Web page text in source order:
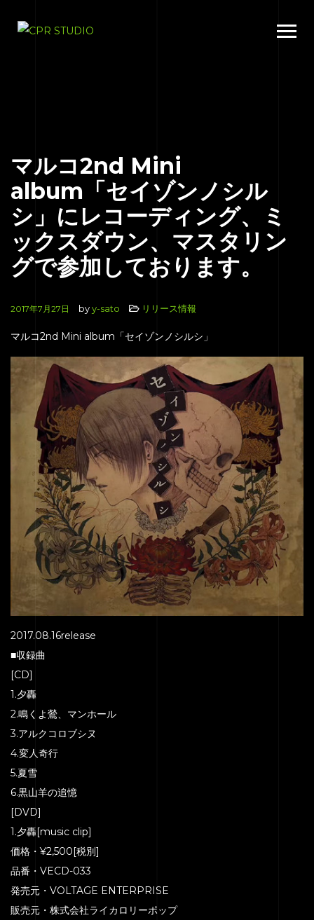
マルコ2nd Mini
album「セイゾンノシル
シ」にレコーディング、ミ
ックスダウン、マスタリン
グで参加しております。
2017年7月27日 byy-sato リリース情報
マルコ2nd Mini album「セイゾンノシルシ」
2017.08.16release
■収録曲
[CD]
1.夕轟
2.鳴くよ鶯、マンホール
3.アルクコロブシヌ
4.変人奇行
5.夏雪
6.黒山羊の追憶
[DVD]
1.夕轟[music clip]
価格・¥2,500[税別]
品番・VECD-033
発売元・VOLTAGE ENTERPRISE
販売元・株式会社ライカロリーポップ